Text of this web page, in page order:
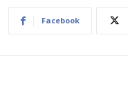
Facebook